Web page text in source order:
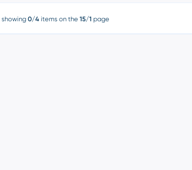
showing 0/4 items on the 15/1 page